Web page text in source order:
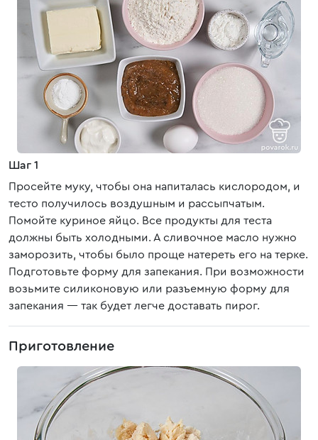
Шаг 1
Просейте муку, чтобы она напиталась кислородом, и
тесто получилось воздушным и рассыпчатым.
Помойте куриное яйцо. Все продукты для теста
должны быть холодными. А сливочное масло нужно
заморозить, чтобы было проще натереть его на терке.
Подготовьте форму для запекания. При возможности
возьмите силиконовую или разъемную форму для
запекания — так будет легче доставать пирог.
Приготовление